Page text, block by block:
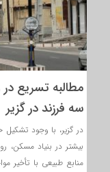
مطالبه تسریع در
سه فرزند در گزیر
بیشتر در بنیاد مسکن،
منابع طبیعی با تأخیر